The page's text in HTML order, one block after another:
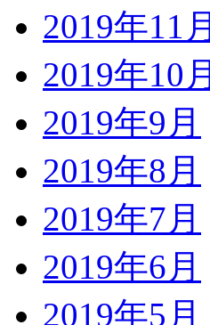
2019年11月
2019年10月
2019年9月
2019年8月
2019年7月
2019年6月
2019年5月